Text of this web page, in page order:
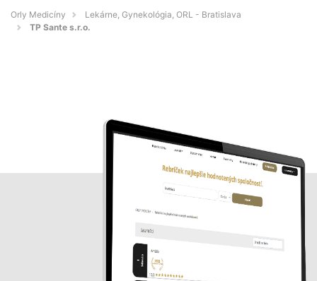
Orly Medicíny
Lekárne, Gynekológia, ORL - Bratislava
TP Sante s.r.o.